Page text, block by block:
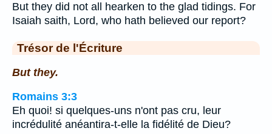
But they did not all hearken to the glad tidings. For
Isaiah saith, Lord, who hath believed our report?
Trésor de l'Écriture
But they.
Romains 3:3
Eh quoi! si quelques-uns n'ont pas cru, leur
incrédulité anéantira-t-elle la fidélité de Dieu?